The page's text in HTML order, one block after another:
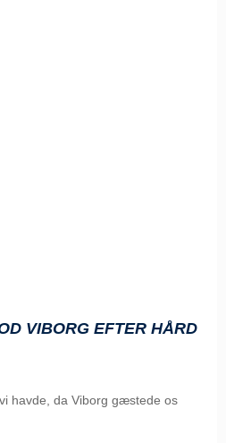
VIBORG EFTER HÅRD
havde, da Viborg gæstede os